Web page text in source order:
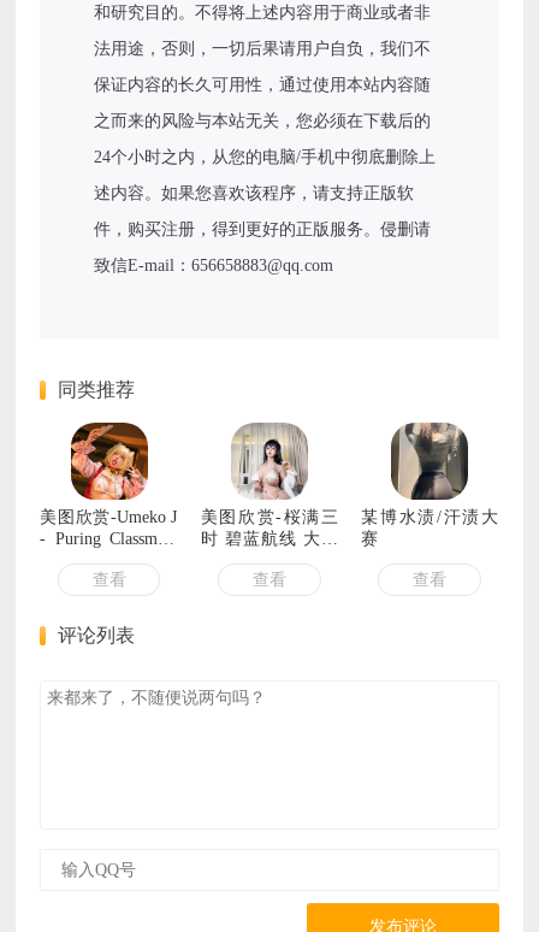
和研究目的。不得将上述内容用于商业或者非
法用途，否则，一切后果请用户自负，我们不
保证内容的长久可用性，通过使用本站内容随
之而来的风险与本站无关，您必须在下载后的
24个小时之内，从您的电脑/手机中彻底删除上
述内容。如果您喜欢该程序，请支持正版软
件，购买注册，得到更好的正版服务。侵删请
致信E-mail：656658883@qq.com
同类推荐
美图欣赏-Umeko J
- Puring Classmate
(School Meo MEo)
查看
美图欣赏-桜满三
时 碧蓝航线 大凤
泳装
查看
某博水渍/汗渍大
赛
查看
评论列表
发布评论